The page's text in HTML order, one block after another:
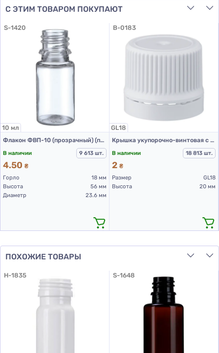
С ЭТИМ ТОВАРОМ ПОКУПАЮТ
S-1420
10 мл
Флакон ФВП-10 (прозрачный) (пластиковый флакон 10 мл)
В наличии
9 613 шт.
4.50 ₴
Горло
18 мм
Высота
56 мм
Диаметр
23.6 мм
B-0183
GL18
Крышка укупорочно-винтовая с контролем первого открытия тип 1.4к белая
В наличии
18 813 шт.
2 ₴
Размер
GL18
Высота
20 мм
ПОХОЖИЕ ТОВАРЫ
H-1835 S-1648